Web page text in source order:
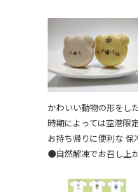
かわいい動物の形をし
時期によっては空港限
お持ち帰りに便利な 保
●自然解凍でお召し上